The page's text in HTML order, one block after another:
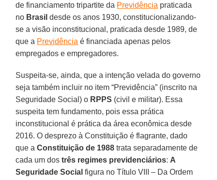
de financiamento tripartite da Previdência praticada
no Brasil desde os anos 1930, constitucionalizando-
se a visão inconstitucional, praticada desde 1989, de
que a Previdência é financiada apenas pelos
empregados e empregadores.
Suspeita-se, ainda, que a intenção velada do governo
seja também incluir no item “Previdência” (inscrito na
Seguridade Social) o RPPS (civil e militar). Essa
suspeita tem fundamento, pois essa prática
inconstitucional é prática da área econômica desde
2016. O desprezo à Constituição é flagrante, dado
que a Constituição de 1988 trata separadamente de
cada um dos três regimes previdenciários: A
Seguridade Social figura no Título VIII – Da Ordem